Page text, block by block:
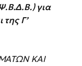
για
της Γ’
ΚΑΙ